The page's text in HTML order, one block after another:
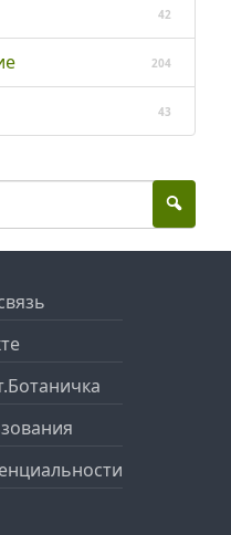
42
204
43